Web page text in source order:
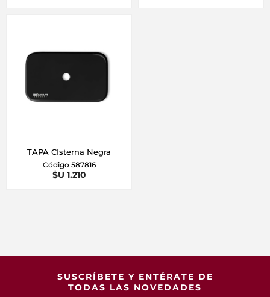
TAPA CIsterna Negra
Código 587816
$U 1.210
SUSCRÍBETE Y ENTÉRATE DE
TODAS LAS NOVEDADES